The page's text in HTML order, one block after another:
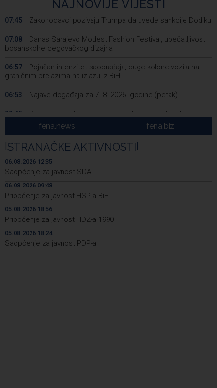
NAJNOVIJE VIJESTI
07:45 Zakonodavci pozivaju Trumpa da uvede sankcije Dodiku
07:08
Danas Sarajevo Modest Fashion Festival, upečatljivost
bosanskohercegovačkog dizajna
06:57
Pojačan intenzitet saobraćaja, duge kolone vozila na
graničnim prelazima na izlazu iz BiH
06:53 Najave događaja za 7. 8. 2026. godine (petak)
22:45
Borac minimalnom pobjedom stekao prednost protiv
21:54
Bacačice kugle Bešlija i Baručija bez plasmana u finale
juniorskog SP-a
20:36
Počeo memorijalni turnir 'Streetball Tomislavgrad 2026.
Branimir Mašić Bani'
20:26
Na Vilsonovom šetalištu u Sarajevu predstavljeno 50
luksuznih i sportskih automobila
20:01 Announcement of events for Friday, 7 August 2026
19:55
Drugi Festival bakri okupio mještane i posjetitelje kod
fena.news fena.biz
STRANAČKE AKTIVNOSTI
06.08.2026 12:35
Saopćenje za javnost SDA
06.08.2026 09:48
Priopćenje za javnost HSP-a BiH
05.08.2026 18:56
Priopćenje za javnost HDZ-a 1990
05.08.2026 18:24
Saopćenje za javnost PDP-a